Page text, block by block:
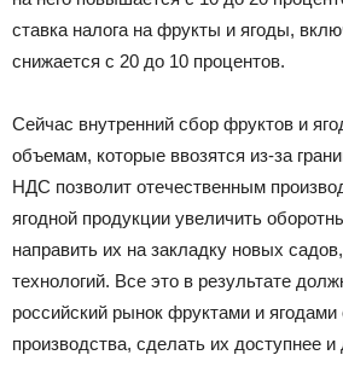
ставка налога на фрукты и ягоды,
снижается с 20 до 10 процентов.
Сейчас внутренний сбор фруктов и
объемам, которые ввозятся из-за
НДС позволит отечественным
ягодной продукции увеличить
направить их на закладку новых
технологий. Все это в результате
российский рынок фруктами и ягодами
производства, сделать их доступнее